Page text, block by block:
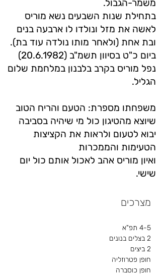
משמר-הגבול.
בתחילת שנות השבעים נשא מוריס
לאשה את מזל ונולדו לו ארבעה בנים
ובת אחת (ולאחר מותו נולדה עוד בת).
ביום כ"ט בסיוון תשמ"ב (20.6.1982)
נפל מוריס בקרב בלבנון במלחמת שלום
הגליל.
משפחתו מספרת: הטעם והריח הטוב
שיוצא מהטיגון כול מי שיהיה בסביבה
יבוא לטעום ולראות את הקציצות
הטעימות והממכרות
ואיון מוריס אהב לאכול אותם כול יום
שישי.
מצרכים
4-5 תפ"א
2 בצלים בנונים
2 ביצים
חופן פטרוזליה
חופן כוסברה